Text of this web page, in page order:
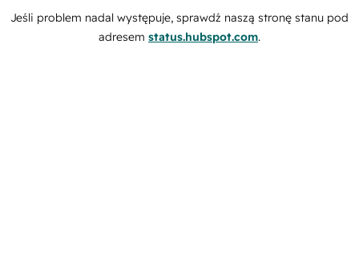
Jeśli problem nadal występuje, sprawdź naszą stronę stanu pod
adresem status.hubspot.com.